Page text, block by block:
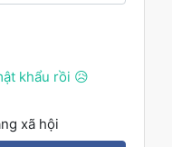
khẩu rồi 😥
xã hội